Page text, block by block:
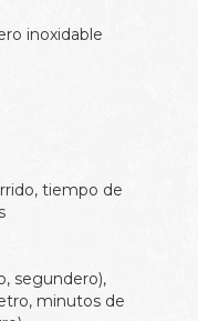
inoxidable
tiempo de
segundero),
minutos de